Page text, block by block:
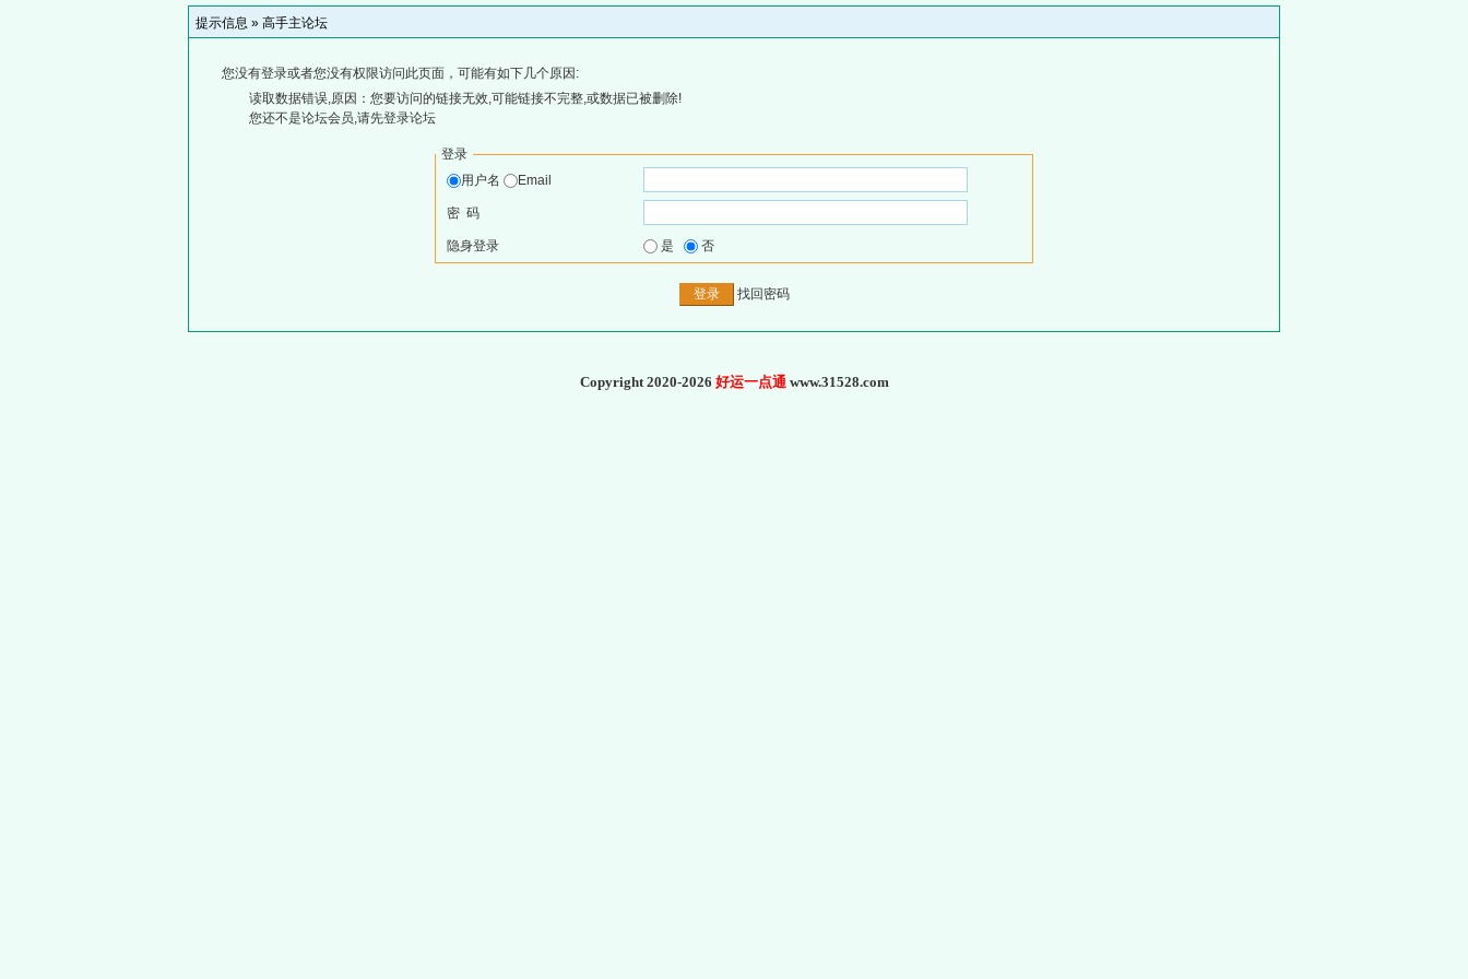
提示信息 » 高手主论坛
您没有登录或者您没有权限访问此页面，可能有如下几个原因:
读取数据错误,原因：您要访问的链接无效,可能链接不完整,或数据已被删除!
您还不是论坛会员,请先登录论坛
登录
用户名
Email
密 码
隐身登录 是 否
找回密码
Copyright 2020-2026 好运一点通www.31528.com